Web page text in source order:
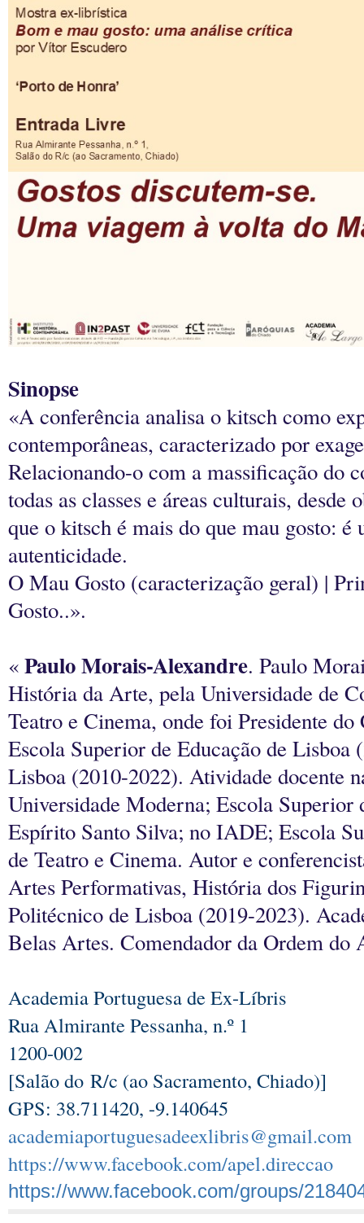
Sinopse
«A conferência analisa o kitsch como
contemporâneas, caracterizado por
Relacionando-o com a massificação do
todas as classes e áreas culturais,
que o kitsch é mais do que mau gosto:
autenticidade.
O Mau Gosto (caracterização geral) |
Gosto..».
«Paulo Morais-Alexandre. Paulo
História da Arte, pela Universidade de
Teatro e Cinema, onde foi Presidente
Escola Superior de Educação de
Lisboa (2010-2022). Atividade docente
Universidade Moderna; Escola
Espírito Santo Silva; no IADE; Escola
de Teatro e Cinema. Autor e
Artes Performativas, História dos
Politécnico de Lisboa (2019-2023).
Belas Artes. Comendador da Ordem do
Academia Portuguesa de Ex-Líbris
Rua Almirante Pessanha, n.º 1
1200-002
[Salão do R/c (ao Sacramento, Chiado)]
GPS: 38.711420, -9.140645
academiaportuguesadeexlibris@gmail.com
https://www.facebook.com/apel.direccao
https://www.facebook.com/groups/